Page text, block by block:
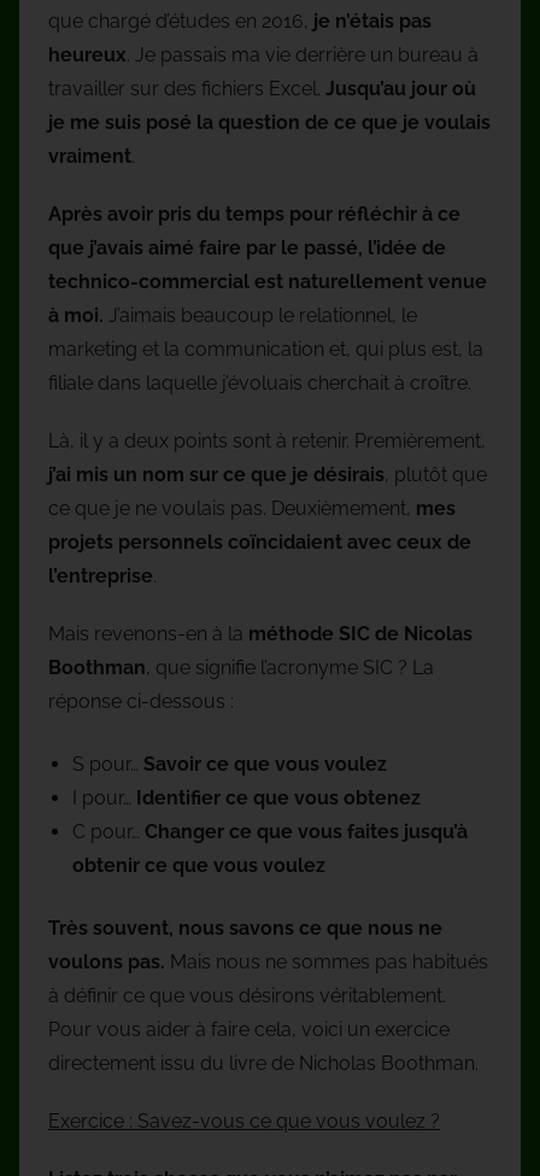
que chargé d’études en 2016, je n’étais pas
heureux. Je passais ma vie derrière un bureau à
travailler sur des fichiers Excel. Jusqu’au jour où
je me suis posé la question de ce que je voulais
vraiment.
Après avoir pris du temps pour réfléchir à ce
que j’avais aimé faire par le passé, l’idée de
technico-commercial est naturellement venue
à moi. J’aimais beaucoup le relationnel, le
marketing et la communication et, qui plus est, la
filiale dans laquelle j’évoluais cherchait à croître.
Là, il y a deux points sont à retenir. Premièrement,
j’ai mis un nom sur ce que je désirais, plutôt que
ce que je ne voulais pas. Deuxièmement, mes
projets personnels coïncidaient avec ceux de
l’entreprise.
Mais revenons-en à la méthode SIC de Nicolas
Boothman, que signifie l’acronyme SIC ? La
réponse ci-dessous :
S pour… Savoir ce que vous voulez
I pour… Identifier ce que vous obtenez
C pour… Changer ce que vous faites jusqu’à
obtenir ce que vous voulez
Très souvent, nous savons ce que nous ne
voulons pas. Mais nous ne sommes pas habitués
à définir ce que vous désirons véritablement.
Pour vous aider à faire cela, voici un exercice
directement issu du livre de Nicholas Boothman.
Exercice : Savez-vous ce que vous voulez ?